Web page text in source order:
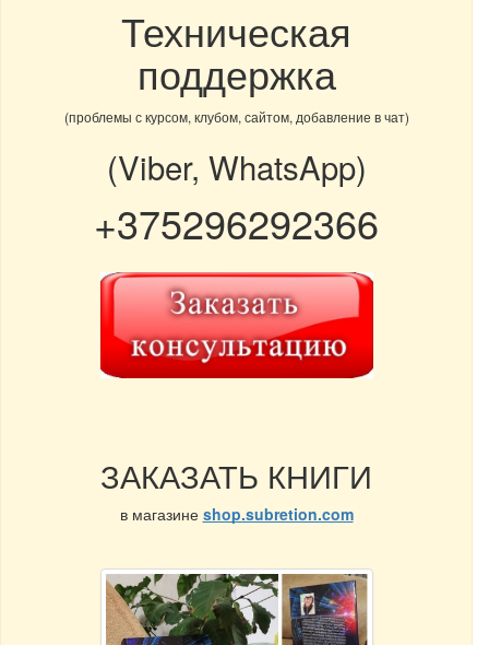
Техническая
поддержка
(проблемы с курсом, клубом, сайтом, добавление в чат)
(Viber, WhatsApp)
+375296292366
ЗАКАЗАТЬ КНИГИ
в магазине shop.subretion.com